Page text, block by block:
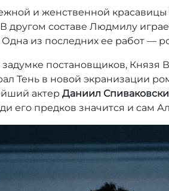
и женственной
другом составе Людмилу
из последних ее работ —
задумке постановщиков,
Тень в новой экранизации
актер Даниил
его предков значится и сам